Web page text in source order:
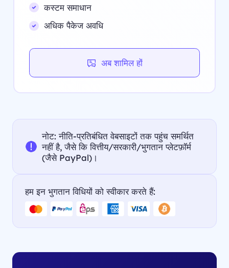
कस्टम समाधान
अधिक पैकेज अवधि
अब शामिल हों
नोट: नीति-प्रतिबंधित वेबसाइटों तक पहुंच समर्थित
नहीं है, जैसे कि वित्तीय/सरकारी/भुगतान प्लेटफ़ॉर्म
(जैसे PayPal)।
हम इन भुगतान विधियों को स्वीकार करते हैं: